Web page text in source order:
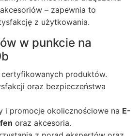
– zapewnia to
z użytkowania.
w punkcie na
produktów.
oraz bezpieczeństwa
i promocje okolicznościowe na E-
oraz akcesoria.